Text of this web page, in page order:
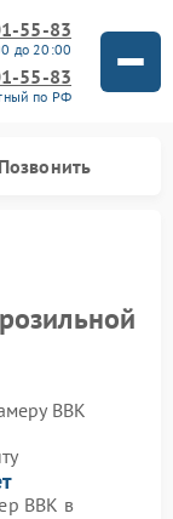
55-83
до 20:00
55-83
по РФ
Позвонить
BBK
BBK в